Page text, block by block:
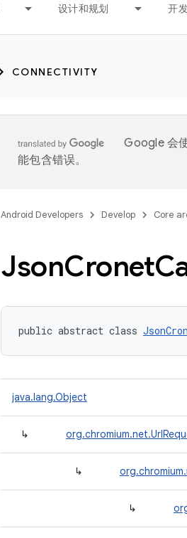
设计和规划 开
CONNECTIVITY
Google 会
能包含错误。
Android Developers Develop Core
JsonCronet
public abstract class
java.lang.Object
↳
↳
↳